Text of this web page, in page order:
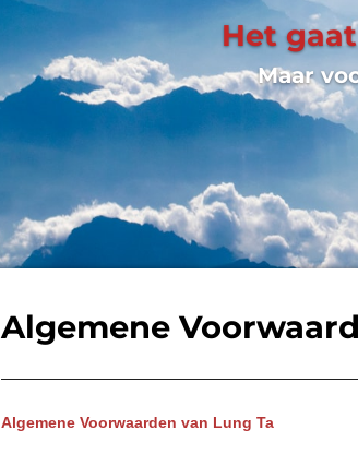
Het
Maar
Algemene
Algemene Voorwaarden van Lung Ta